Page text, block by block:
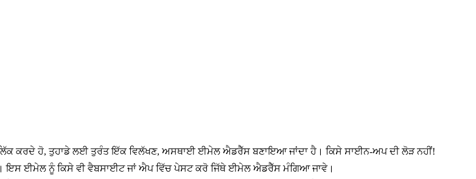
ਕਰਦੇ ਹੋ, ਤੁਹਾਡੇ ਲਈ ਤੁਰੰਤ ਇੱਕ ਵਿਲੱਖਣ, ਅਸਥਾਈ ਈਮੇਲ ਐਡਰੈੱਸ ਬਣਾਇਆ ਜਾਂਦਾ ਹੈ। ਕਿਸੇ ਸਾਈਨ-ਅਪ ਦੀ ਲੋੜ ਨਹੀਂ!
ਈਮੇਲ ਨੂੰ ਕਿਸੇ ਵੀ ਵੈਬਸਾਈਟ ਜਾਂ ਐਪ ਵਿੱਚ ਪੇਸਟ ਕਰੋ ਜਿੱਥੇ ਈਮੇਲ ਐਡਰੈੱਸ ਮੰਗਿਆ ਜਾਵੇ।